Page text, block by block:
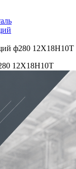
ф280 12Х18Н10Т
12Х18Н10Т